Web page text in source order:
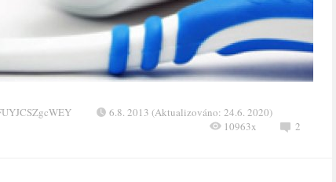
6.8. 2013 (Aktualizováno: 24.6. 2020)
2
10963x